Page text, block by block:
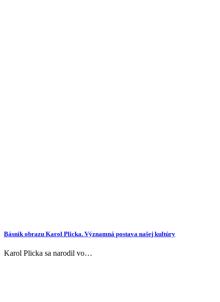
Básnik obrazu Karol Plicka. Významná postava našej kultúry
Karol Plicka sa narodil vo…